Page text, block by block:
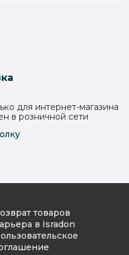
для интернет-магазина
в розничной сети
товаров
в Isradon